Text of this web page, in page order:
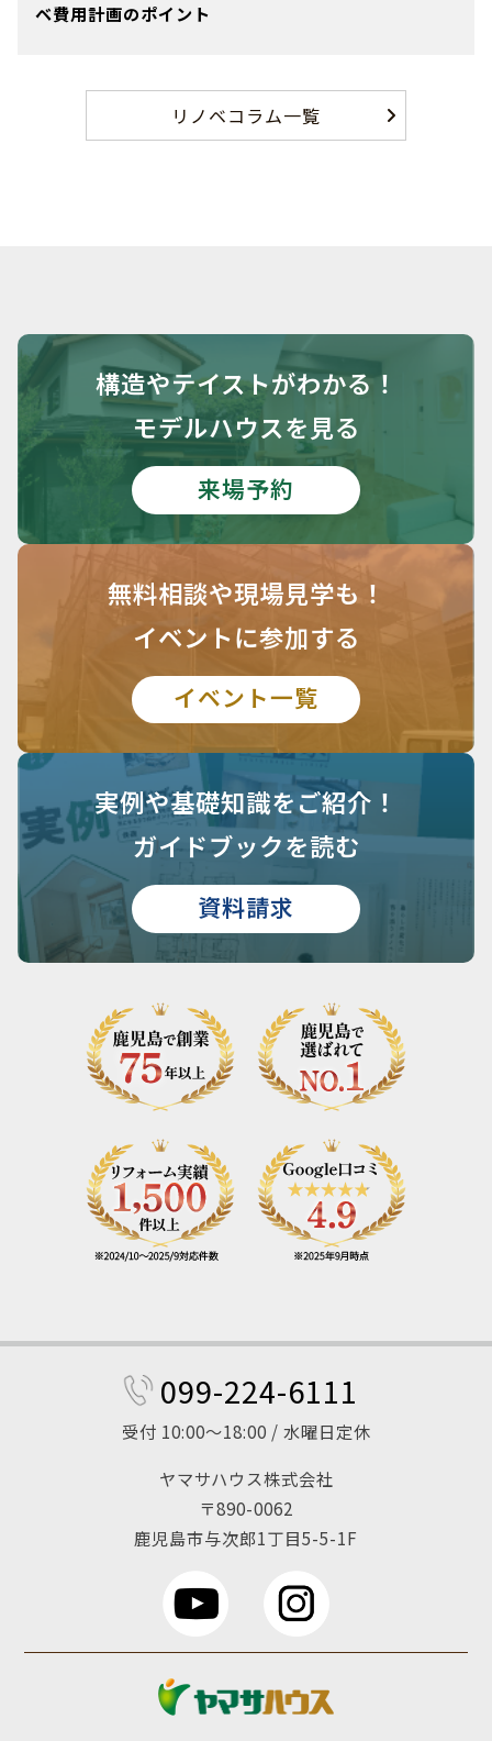
ベ費用計画のポイント
リノベコラム一覧
構造やテイストがわかる！
モデルハウスを見る
来場予約
無料相談や現場見学も！
イベントに参加する
イベント一覧
実例や基礎知識をご紹介！
ガイドブックを読む
資料請求
099-224-6111
受付 10:00～18:00 / 水曜日定休
ヤマサハウス株式会社
〒890-0062
鹿児島市与次郎1丁目5-5-1F